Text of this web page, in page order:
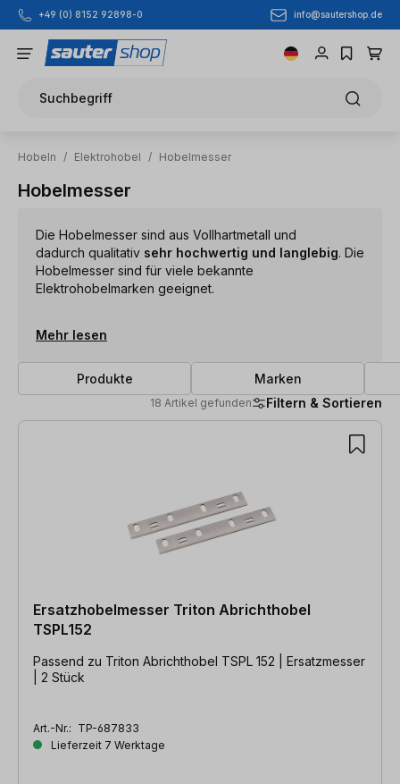
Zum Hauptinhalt springen
+49 (0) 8152 92898-0 info@sautershop.de
Suchbegriff
Hobeln / Elektrohobel / Hobelmesser
Hobelmesser
Die Hobelmesser sind aus Vollhartmetall und
dadurch qualitativ sehr hochwertig und langlebig. Die
Hobelmesser sind für viele bekannte
Elektrohobelmarken geeignet.
Mehr lesen
Produkte Marken
18 Artikel gefunden Filtern & Sortieren
18 Artikel gefunden
Ersatzhobelmesser Triton Abrichthobel
TSPL152
Passend zu Triton Abrichthobel TSPL 152 | Ersatzmesser
| 2 Stück
Art.-Nr.: TP-687833
Lieferzeit 7 Werktage